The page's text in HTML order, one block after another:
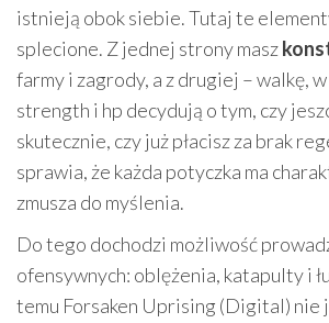
istnieją obok siebie. Tutaj te
splecione. Z jednej strony masz
farmy i zagrody, a z drugiej – walkę,
strength i hp decydują o tym, czy
skutecznie, czy już płacisz za brak
sprawia, że każda potyczka ma
zmusza do myślenia.
Do tego dochodzi możliwość
ofensywnych: oblężenia, katapulty i
temu Forsaken Uprising (Digital) nie